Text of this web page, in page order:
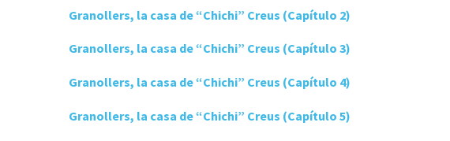
Granollers, la casa de “Chichi” Creus (Capítulo 2)
Granollers, la casa de “Chichi” Creus (Capítulo 3)
Granollers, la casa de “Chichi” Creus (Capítulo 4)
Granollers, la casa de “Chichi” Creus (Capítulo 5)